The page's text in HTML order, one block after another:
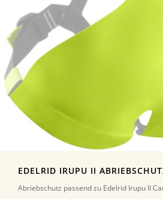
EDELRID IRUPU II
Abriebschutz passend zu Edelrid Irupu II